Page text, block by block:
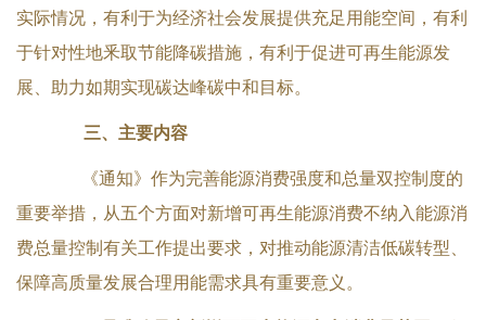
实际情况，有利于为经济社会发展提供充足用能空间，有利
于针对性地釆取节能降碳措施，有利于促进可再生能源发
展、助力如期实现碳达峰碳中和目标。
三、主要内容
《通知》作为完善能源消费强度和总量双控制度的
重要举措，从五个方面对新增可再生能源消费不纳入能源消
费总量控制有关工作提出要求，对推动能源清洁低碳转型、
保障高质量发展合理用能需求具有重要意义。